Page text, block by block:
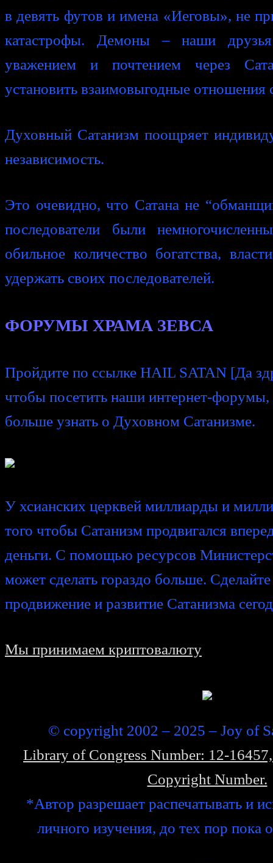
в девять футов и имена «Иеговы», не
катастрофы. Демоны – наши
уважением и почтением через
установить взаимовыгодные отношения
Духовный Сатанизм поощряет
независимость.
Это очевидно, что Сатана не
последователи были
обильное количество богатства,
удержать своих последователей.
ФОРУМЫ ХРАМА ЗЕВСА
Пройдите по ссылке HAIL SATAN [Да
чтобы посетить наши интернет-форумы,
больше узнать о Духовном Сатанизме.
У хсианских церквей миллиарды и
того чтобы Сатанизм продвигался
деньги. С помощью ресурсов
может сделать гораздо больше.
продвижение и развитие Сатанизма
Мы принимаем криптовалюту
© copyright 2002 – 2025 – Joy of
Library of Congress Number: 12-
Copyright Number.
*Автор разрешает распечатывать и
личного изучения, до тех пор пока